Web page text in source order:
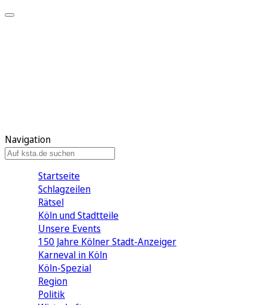
Navigation
Startseite
Schlagzeilen
Rätsel
Köln und Stadtteile
Unsere Events
150 Jahre Kölner Stadt-Anzeiger
Karneval in Köln
Köln-Spezial
Region
Politik